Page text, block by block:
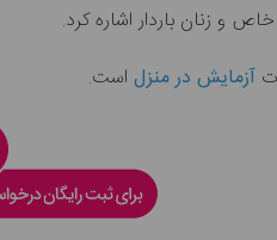
و زنان باردار اشاره کرد.
آزمایش در منزل است.